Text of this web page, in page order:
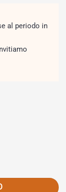
al periodo in
con